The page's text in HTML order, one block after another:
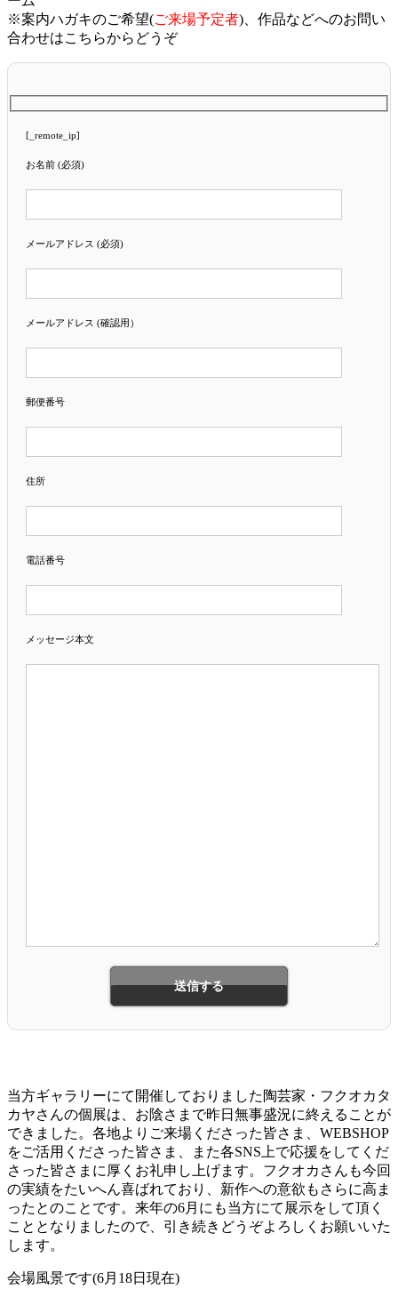
※案内ハガキのご希望(ご来場予定者)、作品などへのお問い
合わせはこちらからどうぞ
[_remote_ip]
お名前 (必須)
メールアドレス (必須)
メールアドレス (確認用）
郵便番号
住所
電話番号
メッセージ本文
当方ギャラリーにて開催しておりました陶芸家・フクオカタ
カヤさんの個展は、お陰さまで昨日無事盛況に終えることが
できました。各地よりご来場くださった皆さま、WEBSHOP
をご活用くださった皆さま、また各SNS上で応援をしてくだ
さった皆さまに厚くお礼申し上げます。フクオカさんも今回
の実績をたいへん喜ばれており、新作への意欲もさらに高ま
ったとのことです。来年の6月にも当方にて展示をして頂く
こととなりましたので、引き続きどうぞよろしくお願いいた
します。
会場風景です(6月18日現在)